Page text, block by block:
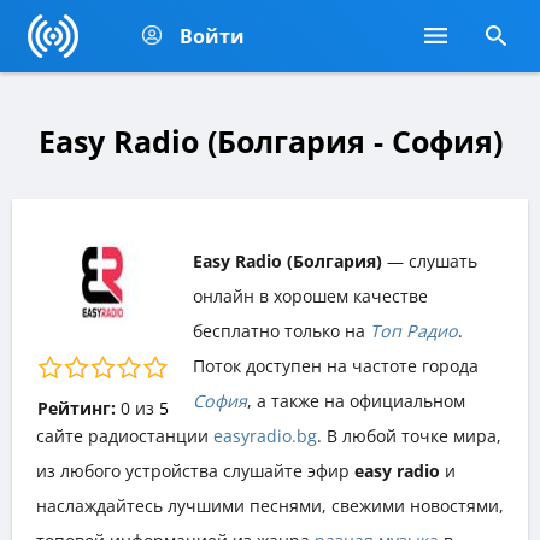
Войти
Easy Radio (Болгария - София)
Рейтинг: 0из 5
Easy Radio (Болгария) — слушать
онлайн в хорошем качестве
бесплатно только на Топ Радио.
Поток доступен на частоте города
София, а также на официальном
сайте радиостанции easyradio.bg. В любой точке мира,
из любого устройства слушайте эфир easy radio и
наслаждайтесь лучшими песнями, свежими новостями,